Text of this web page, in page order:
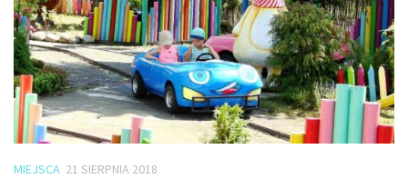
MIEJSCA 21 SIERPNIA 2018